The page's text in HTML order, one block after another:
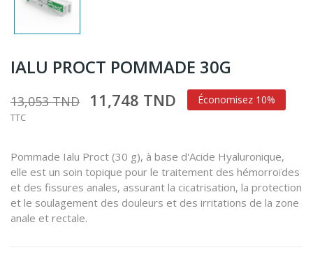
IALU PROCT POMMADE 30G
13,053 TND 11,748 TND Économisez 10%
TTC
Pommade Ialu Proct (30 g), à base d'Acide Hyaluronique,
elle est un soin topique pour le traitement des hémorroïdes
et des fissures anales, assurant la cicatrisation, la protection
et le soulagement des douleurs et des irritations de la zone
anale et rectale.